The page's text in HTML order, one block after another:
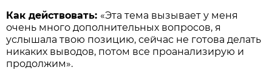
Как действовать: «Эта тема вызывает у меня
очень много дополнительных вопросов, я
услышала твою позицию, сейчас не готова делать
никаких выводов, потом все проанализирую и
продолжим».